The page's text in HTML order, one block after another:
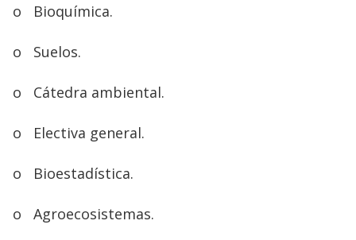
o Bioquímica.
o Suelos.
o Cátedra ambiental.
o Electiva general.
o Bioestadística.
o Agroecosistemas.